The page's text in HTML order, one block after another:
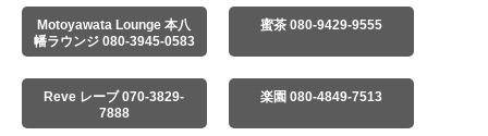
Motoyawata Lounge 本八
幡ラウンジ 080-3945-0583
蜜茶 080-9429-9555
Reve レーブ 070-3829-
7888
楽園 080-4849-7513